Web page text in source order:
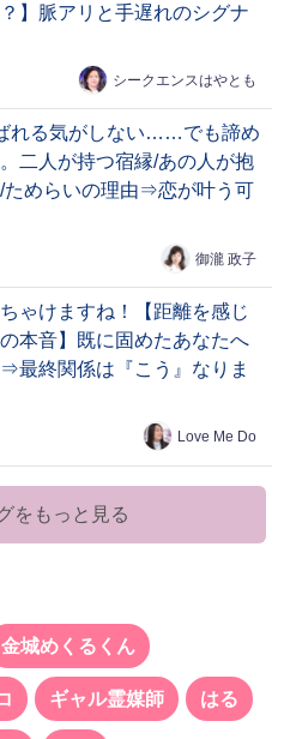
】脈アリと手遅れのシグナ
シークエンスはやとも
れる気がしない……でも諦め
二人が持つ宿縁/あの人が抱
ためらいの理由⇒恋が叶う可
御瀧 政子
ゃけますね！【距離を感じ
本音】既に固めたあなたへ
最終関係は『こう』なりま
Love Me Do
をもっと見る
金城めくるくん
ギャル霊媒師 はる